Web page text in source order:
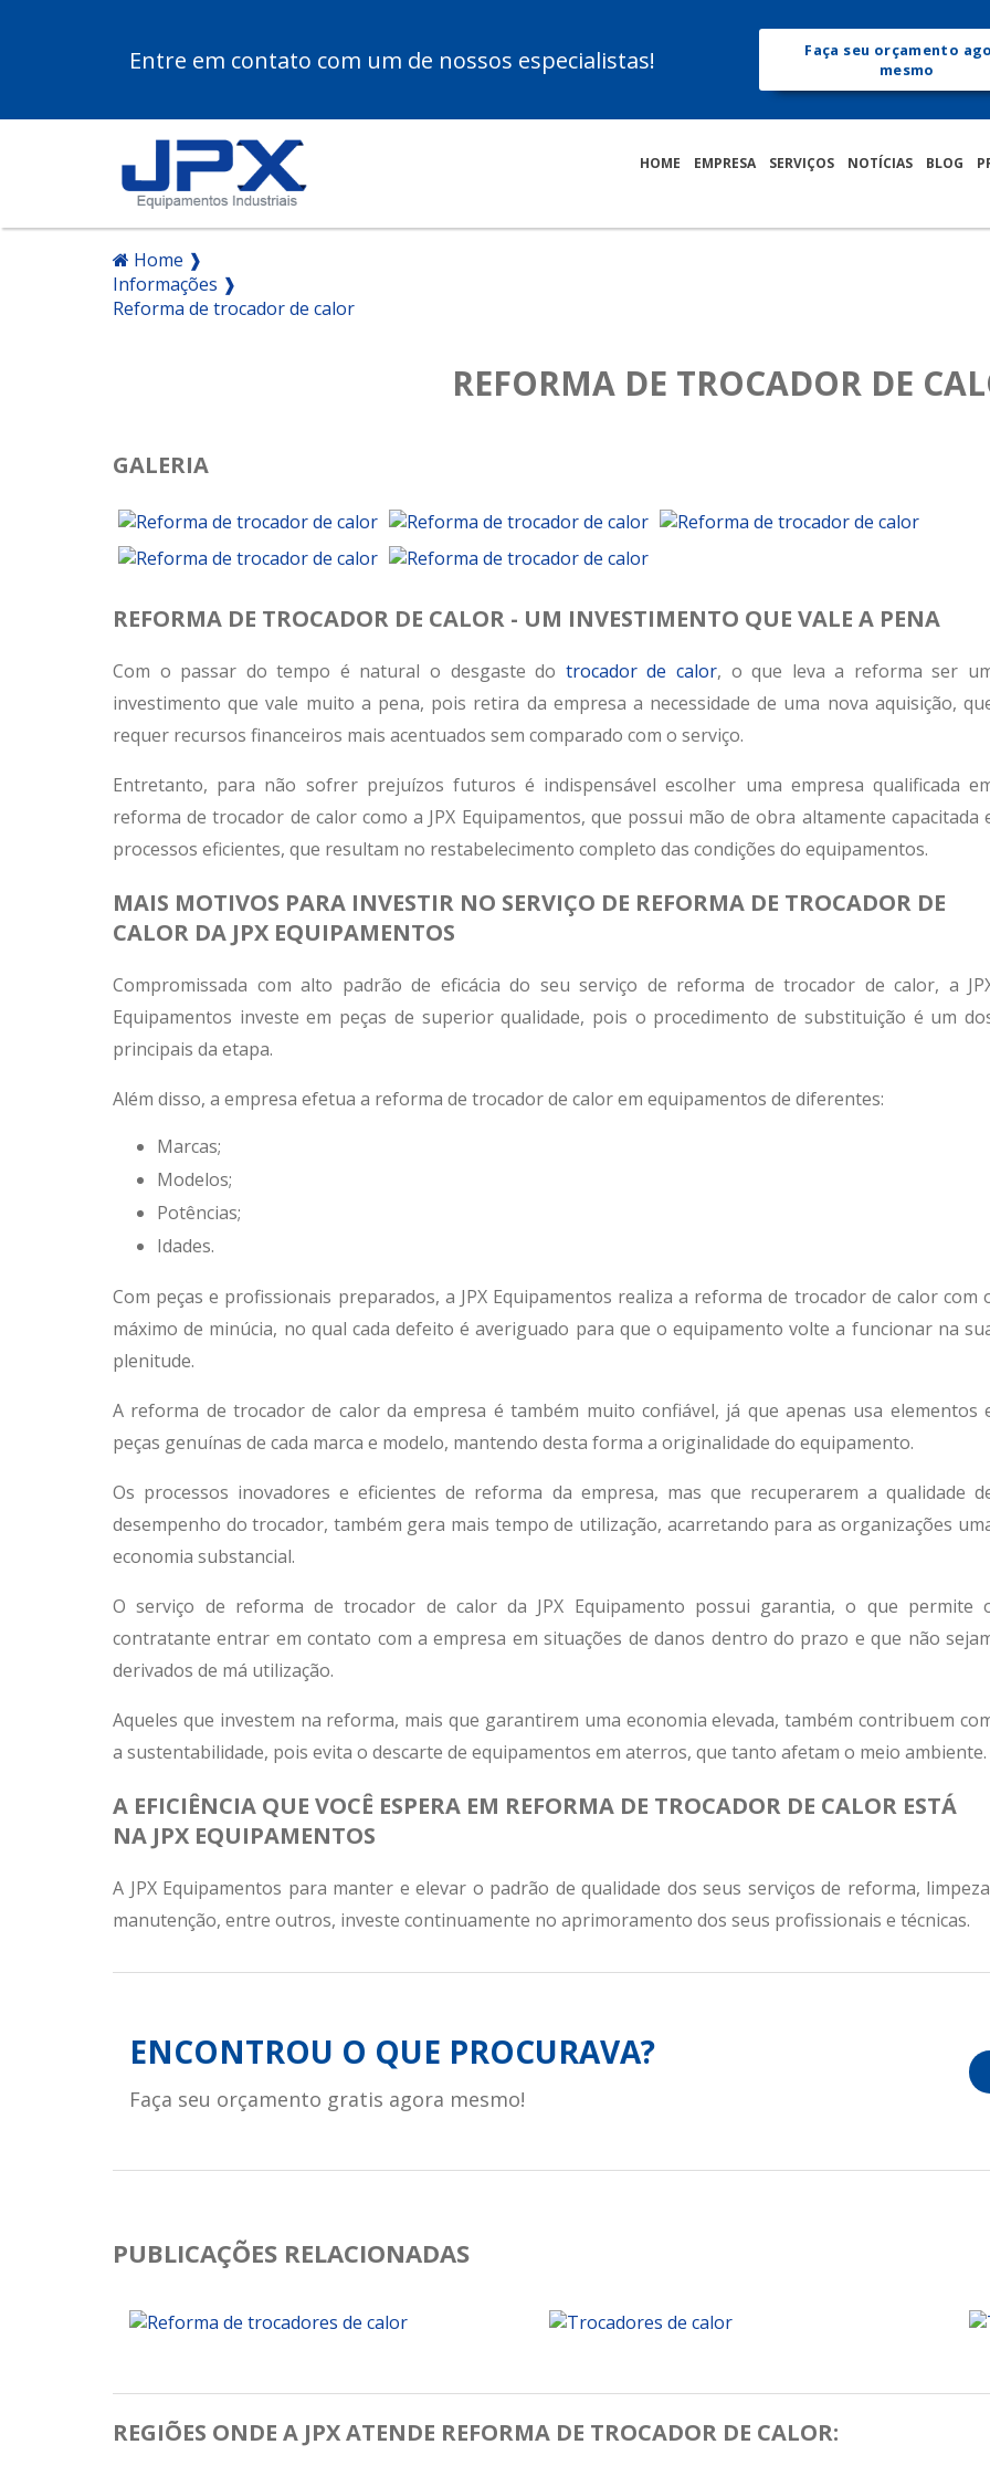
Entre em contato com um de nossos especialistas!
Faça seu orçamento
mesmo
HOME EMPRESA SERVIÇOS NOTÍCIAS BLOG
Home ❱
Informações ❱
Reforma de trocador de calor
REFORMA DE TROCADOR DE
GALERIA
REFORMA DE TROCADOR DE CALOR - UM INVESTIMENTO QUE VALE A PENA
Com o passar do tempo é natural o desgaste do trocador de calor, o que leva a reforma ser
investimento que vale muito a pena, pois retira da empresa a necessidade de uma nova aquisição,
requer recursos financeiros mais acentuados sem comparado com o serviço.
Entretanto, para não sofrer prejuízos futuros é indispensável escolher uma empresa qualificada
reforma de trocador de calorcomo a JPX Equipamentos, que possui mão de obra altamente capacitada
processos eficientes, que resultam no restabelecimento completo das condições do equipamentos.
MAIS MOTIVOS PARA INVESTIR NO SERVIÇO DE REFORMA DE TROCADOR DE
CALOR DA JPX EQUIPAMENTOS
Compromissada com alto padrão de eficácia do seu serviço de reforma de trocador de calor, a
Equipamentos investe em peças de superior qualidade, pois o procedimento de substituição é um
principais da etapa.
Além disso, a empresa efetua a reforma de trocador de calorem equipamentos de diferentes:
Marcas;
Modelos;
Potências;
Idades.
Com peças e profissionais preparados, a JPX Equipamentos realiza a reforma de trocador de calorcom
máximo de minúcia, no qual cada defeito é averiguado para que o equipamento volte a funcionar na
plenitude.
A reforma de trocador de calorda empresa é também muito confiável, já que apenas usa elementos
peças genuínas de cada marca e modelo, mantendo desta forma a originalidade do equipamento.
Os processos inovadores e eficientes de reforma da empresa, mas que recuperarem a qualidade
desempenho do trocador, também gera mais tempo de utilização, acarretando para as organizações
economia substancial.
O serviço de reforma de trocador de calorda JPX Equipamento possui garantia, o que permite
contratante entrar em contato com a empresa em situações de danos dentro do prazo e que não
derivados de má utilização.
Aqueles que investem na reforma, mais que garantirem uma economia elevada, também contribuem
a sustentabilidade, pois evita o descarte de equipamentos em aterros, que tanto afetam o meio ambiente.
A EFICIÊNCIA QUE VOCÊ ESPERA EM REFORMA DE TROCADOR DE CALOR ESTÁ
NA JPX EQUIPAMENTOS
A JPX Equipamentos para manter e elevar o padrão de qualidade dos seus serviços de reforma,
manutenção, entre outros, investe continuamente no aprimoramento dos seus profissionais e técnicas.
ENCONTROU O QUE PROCURAVA?
Faça seu orçamento gratis agora mesmo!
PUBLICAÇÕES RELACIONADAS
REGIÕES ONDE A JPX ATENDE REFORMA DE TROCADOR DE CALOR: